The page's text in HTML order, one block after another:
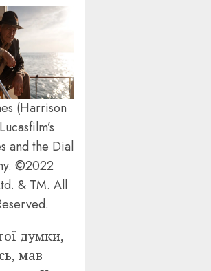
(Harrison
and the Dial
©2022
& TM. All
думки,
мав